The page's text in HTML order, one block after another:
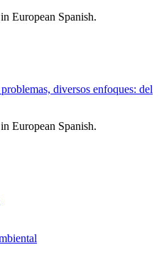
European Spanish.
diversos enfoques: del
European Spanish.